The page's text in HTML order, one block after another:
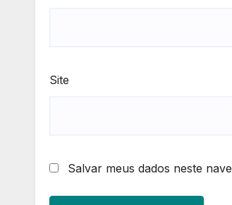
Site
Salvar meus dados neste